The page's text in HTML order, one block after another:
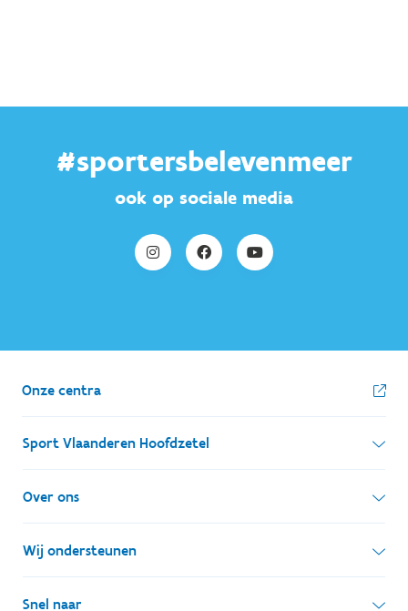
#sportersbelevenmeer
ook op sociale media
Onze centra
Sport Vlaanderen Hoofdzetel
Simon Bolivarlaan 17
1000 Brussel
Ondernemingsnummer: BE 0248.142.826
Over ons
Wie zijn we, wat doen we
Onze centra
Wij ondersteunen
Lokale besturen
Snel naar